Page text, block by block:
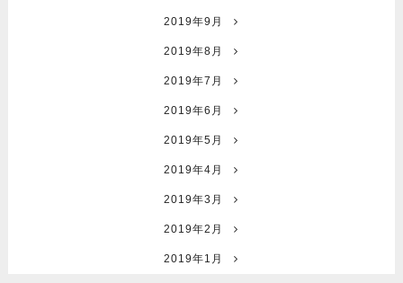
2019年9月
2019年8月
2019年7月
2019年6月
2019年5月
2019年4月
2019年3月
2019年2月
2019年1月